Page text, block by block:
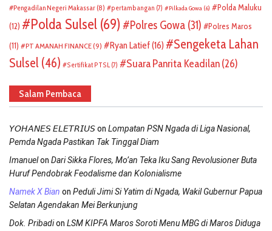
Pengadilan Negeri Makassar (8) pertambangan (7) Pilkada Gowa (6)
Polda Maluku
(12)
Polda Sulsel (69) Polres Gowa (31)
Polres Maros
(11)
PT AMANAH FINANCE(9) Ryan Latief(16)
Sengeketa Lahan
Sulsel (46) Sertifikat PTSL (7) Suara Panrita Keadilan(26)
Salam Pembaca
𝘠𝘖𝘏𝘈𝘕𝘌𝘚 𝘌𝘓𝘌𝘛𝘙𝘐𝘜𝘚on Lompatan PSN Ngada di Liga Nasional,
Pemda Ngada Pastikan Tak Tinggal Diam
Imanuelon Dari Sikka Flores, Mo’an Teka Iku Sang Revolusioner Buta
Huruf Pendobrak Feodalisme dan Kolonialisme
Namek X Bian on Peduli Jimi Si Yatim di Ngada, Wakil Gubernur Papua
Selatan Agendakan Mei Berkunjung
Dok. Pribadion LSM KIPFA Maros Soroti Menu MBG di Maros Diduga